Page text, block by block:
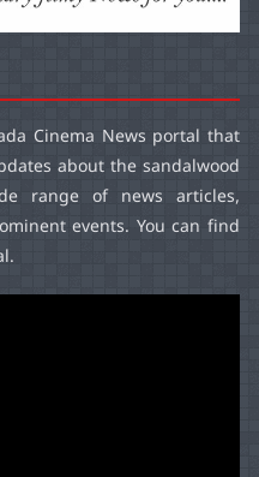
Cinema News portal that
about the sandalwood
range of news articles,
events. You can find